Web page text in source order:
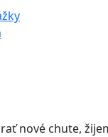
nové chute,